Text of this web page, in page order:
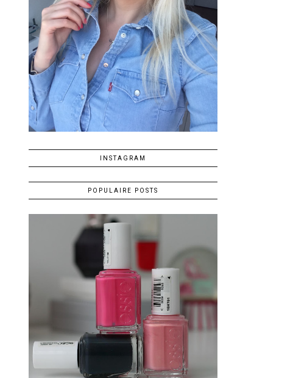
INSTAGRAM
POPULAIRE POSTS